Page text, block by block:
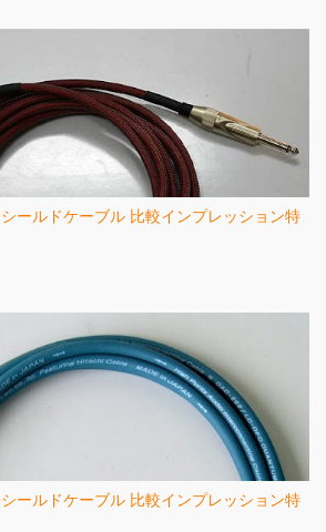
ールドケーブル 比較インプレッション特
ールドケーブル 比較インプレッション特